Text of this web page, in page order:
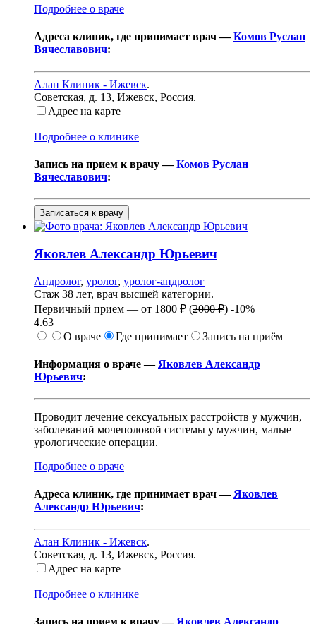
Подробнее о враче
Адреса клиник, где принимает врач —Комов Руслан
Вячеславович:
Алан Клиник - Ижевск.
Советская, д. 13, Ижевск, Россия.
Адрес на карте
Подробнее о клинике
Запись на прием к врачу —Комов Руслан
Вячеславович:
Записаться к врачу
Яковлев Александр Юрьевич
Андролог, уролог, уролог-андролог
Стаж 38 лет, врач высшей категории.
Первичный прием — от 1800 ₽ (2000 ₽) -10%
4.63
О враче
Где принимает Запись на приём
Информация о враче — Яковлев Александр
Юрьевич:
Проводит лечение сексуальных расстройств у мужчин,
заболеваний мочеполовой системы у мужчин, малые
урологические операции.
Подробнее о враче
Адреса клиник, где принимает врач —Яковлев
Александр Юрьевич:
Алан Клиник - Ижевск.
Советская, д. 13, Ижевск, Россия.
Адрес на карте
Подробнее о клинике
Запись на прием к врачу — Яковлев Александр